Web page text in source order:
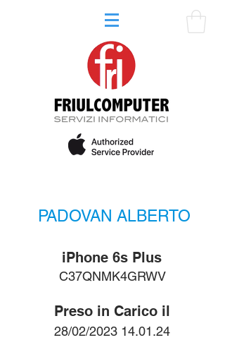
PADOVAN ALBERTO
C37QNMK4GRWV
iPhone 6s Plus
Preso in Carico il
28/02/2023 14.01.24